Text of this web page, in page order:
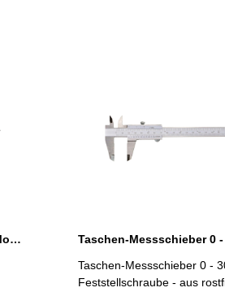
Messschieber 0-300 mm Top mit Momentfeststellung DIN 862
Taschen-Messschieber 0 -
Feststellschraube - aus